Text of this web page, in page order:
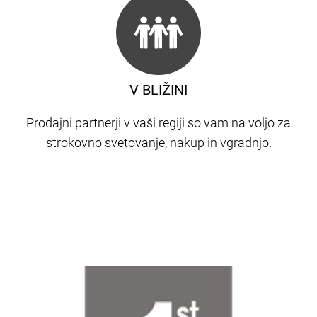
V BLIŽINI
Prodajni partnerji v vaši regiji so vam na voljo za
strokovno svetovanje, nakup in vgradnjo.